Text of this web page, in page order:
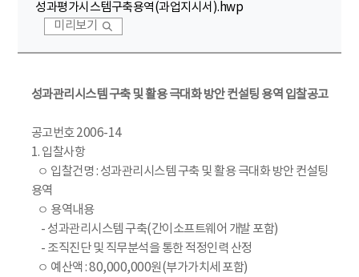
성과평가시스템구축용역(과업지시서).hwp
미리보기
성과관리시스템 구축 및 활용 극대화 방안 컨설팅 용역 입찰공고
공고번호 2006-14
1. 입찰사항
ㅇ 입찰건명 : 성과관리시스템 구축 및 활용 극대화 방안 컨설팅
용역
ㅇ 용역내용
- 성과관리시스템 구축(간이소프트웨어 개발 포함)
- 조직진단 및 직무분석을 통한 적정인력 산정
ㅇ 예산액 : 80,000,000원(부가가치세 포함)